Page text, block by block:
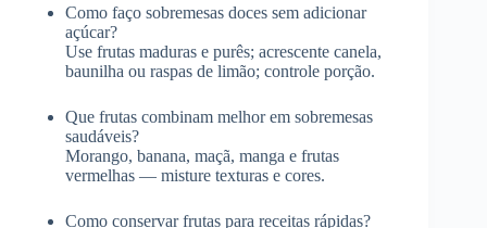
Como faço sobremesas doces sem adicionar
açúcar?
Use frutas maduras e purês; acrescente canela,
baunilha ou raspas de limão; controle porção.
Que frutas combinam melhor em sobremesas
saudáveis?
Morango, banana, maçã, manga e frutas
vermelhas — misture texturas e cores.
Como conservar frutas para receitas rápidas?